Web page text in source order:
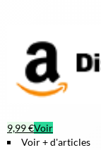
9,99 €Voir
Voir + d'articles